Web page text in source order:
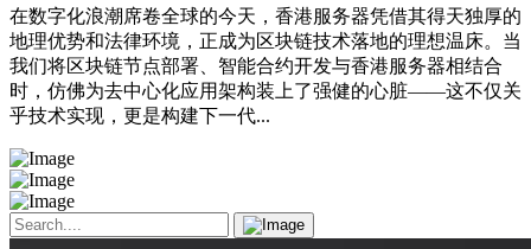
在数字化浪潮席卷全球的今天，香港服务器凭借其得天独厚的
地理优势和法律环境，正成为区块链技术落地的理想温床。当
我们将区块链节点部署、智能合约开发与香港服务器相结合
时，仿佛为去中心化应用架构装上了强健的心脏——这不仅关
乎技术实现，更是构建下一代...